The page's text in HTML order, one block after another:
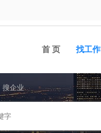
首 页 找工作
搜企业